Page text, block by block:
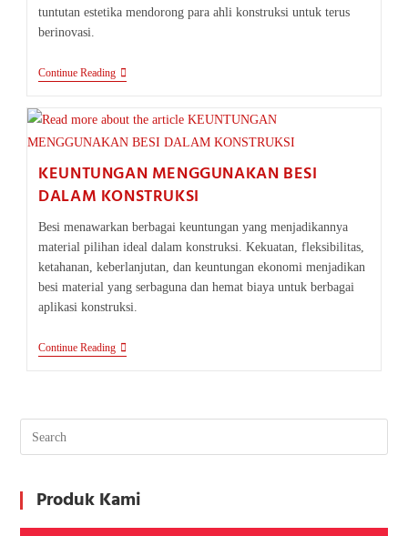
tuntutan estetika mendorong para ahli konstruksi untuk terus
berinovasi.
Continue ReadingMENGGABUNGKAN
BAHAN
DALAM
KEUNTUNGAN MENGGUNAKAN BESI
DALAM KONSTRUKSI
Besi menawarkan berbagai keuntungan yang menjadikannya
material pilihan ideal dalam konstruksi. Kekuatan, fleksibilitas,
ketahanan, keberlanjutan, dan keuntungan ekonomi menjadikan
besi material yang serbaguna dan hemat biaya untuk berbagai
aplikasi konstruksi.
Continue ReadingKEUNTUNGAN
Produk Kami